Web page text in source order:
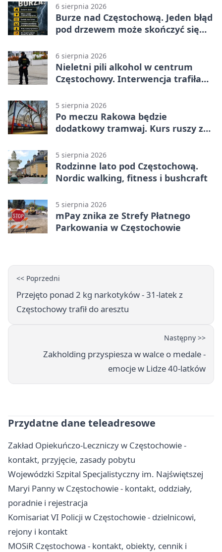
6 sierpnia 2026
Burze nad Częstochową. Jeden błąd
pod drzewem może skończyć się
6 sierpnia 2026
Nieletni pili alkohol w centrum
Częstochowy. Interwencja trafiła
5 sierpnia 2026
Po meczu Rakowa będzie
dodatkowy tramwaj. Kurs ruszy ze
5 sierpnia 2026
Rodzinne lato pod Częstochową.
Nordic walking, fitness i bushcraft
5 sierpnia 2026
mPay znika ze Strefy Płatnego
Parkowania w Częstochowie
<< Poprzedni
Przejęto ponad 2 kg narkotyków - 31-latek z
Częstochowy trafił do aresztu
Następny >>
Zakholding przyspiesza w walce o medale -
emocje w Lidze 40-latków
Przydatne dane teleadresowe
Zakład Opiekuńczo-Leczniczy w Częstochowie -
kontakt, przyjęcie, zasady pobytu
Wojewódzki Szpital Specjalistyczny im. Najświętszej
Maryi Panny w Częstochowie - kontakt, oddziały,
poradnie i rejestracja
Komisariat VI Policji w Częstochowie - dzielnicowi,
rejony i kontakt
MOSiR Częstochowa - kontakt, obiekty, cennik i